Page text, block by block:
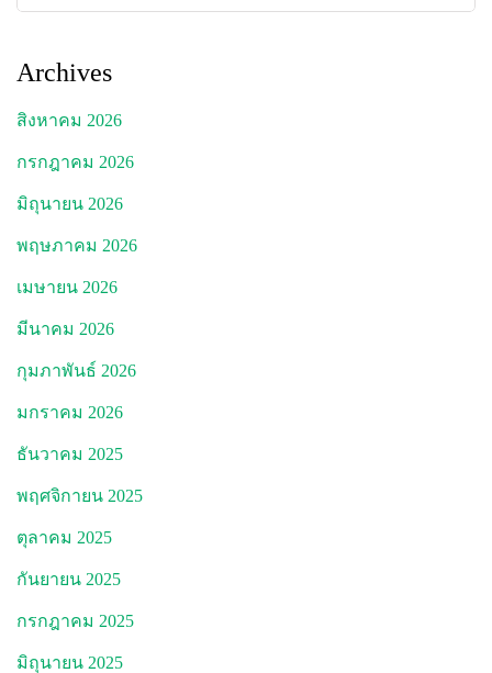
Archives
สิงหาคม 2026
กรกฎาคม 2026
มิถุนายน 2026
พฤษภาคม 2026
เมษายน 2026
มีนาคม 2026
กุมภาพันธ์ 2026
มกราคม 2026
ธันวาคม 2025
พฤศจิกายน 2025
ตุลาคม 2025
กันยายน 2025
กรกฎาคม 2025
มิถุนายน 2025